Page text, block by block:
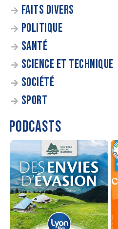
FAITS DIVERS
POLITIQUE
SANTÉ
SCIENCE ET TECHNIQUE
SOCIÉTÉ
SPORT
PODCASTS